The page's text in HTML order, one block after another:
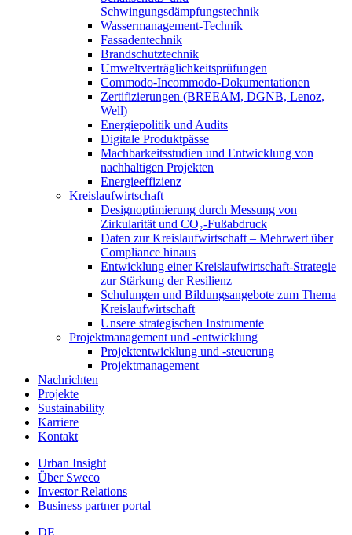
Schwingungsdämpfungstechnik
Wassermanagement-Technik
Fassadentechnik
Brandschutztechnik
Umweltverträglichkeitsprüfungen
Commodo-Incommodo-Dokumentationen
Zertifizierungen (BREEAM, DGNB, Lenoz,
Well)
Energiepolitik und Audits
Digitale Produktpässe
Machbarkeitsstudien und Entwicklung von
nachhaltigen Projekten
Energieeffizienz
Kreislaufwirtschaft
Designoptimierung durch Messung von
Zirkularität und CO₂-Fußabdruck
Daten zur Kreislaufwirtschaft – Mehrwert über
Compliance hinaus
Entwicklung einer Kreislaufwirtschaft-Strategie
zur Stärkung der Resilienz
Schulungen und Bildungsangebote zum Thema
Kreislaufwirtschaft
Unsere strategischen Instrumente
Projektmanagement und -entwicklung
Projektentwicklung und -steuerung
Projektmanagement
Nachrichten
Projekte
Sustainability
Karriere
Kontakt
Urban Insight
Über Sweco
Investor Relations
Business partner portal
DE